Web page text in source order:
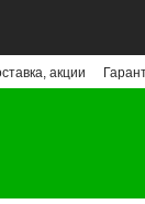
акции